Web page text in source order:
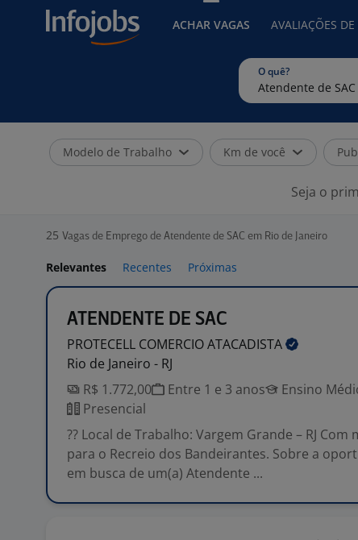
ACHAR VAGAS AVALIAÇÕES DE
O quê?
Modelo de Trabalho Km de você
Seja o
25 Vagas de Emprego de Atendente de SAC em Rio de Janeiro
Relevantes Recentes Próximas
ATENDENTE DE SAC
PROTECELL COMERCIOATACADISTA
Rio de Janeiro - RJ
R$ 1.772,00
Entre 1 e 3 anos
Ensino
Presencial
?? Local de Trabalho: Vargem Grande – RJ
para o Recreio dos Bandeirantes. Sobre a
em busca de um(a) Atendente ...